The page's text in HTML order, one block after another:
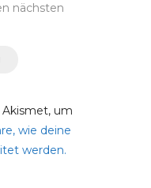
nächsten
um
wie deine
werden.